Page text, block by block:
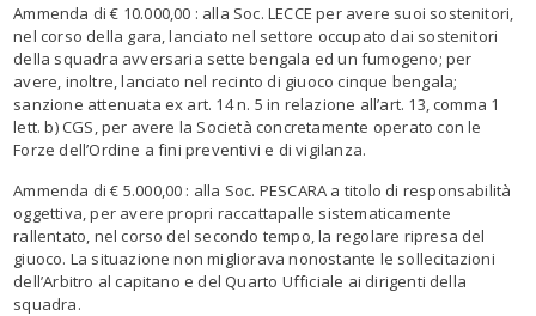
Ammenda di € 10.000,00 : alla Soc. LECCE per avere suoi sostenitori,
nel corso della gara, lanciato nel settore occupato dai sostenitori
della squadra avversaria sette bengala ed un fumogeno; per
avere, inoltre, lanciato nel recinto di giuoco cinque bengala;
sanzione attenuata ex art. 14 n. 5 in relazione all’art. 13, comma 1
lett. b) CGS, per avere la Società concretamente operato con le
Forze dell’Ordine a fini preventivi e di vigilanza.
Ammenda di € 5.000,00 : alla Soc. PESCARA a titolo di responsabilità
oggettiva, per avere propri raccattapalle sistematicamente
rallentato, nel corso del secondo tempo, la regolare ripresa del
giuoco. La situazione non migliorava nonostante le sollecitazioni
dell’Arbitro al capitano e del Quarto Ufficiale ai dirigenti della
squadra.